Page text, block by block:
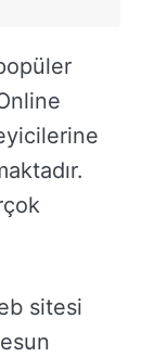
sitesi